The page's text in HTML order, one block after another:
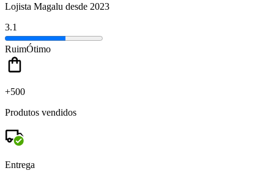
Lojista Magalu desde 2023
3.1
RuimÓtimo
+500
Produtos vendidos
Entrega